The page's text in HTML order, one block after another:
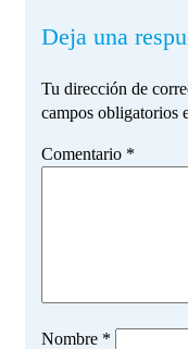
Deja una
Tu dirección de
campos obligatorios
Comentario *
Nombre *